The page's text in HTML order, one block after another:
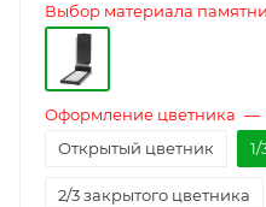
Выбор материала
Оформление цветника —
Открытый цветник
2/3 закрытого цветника